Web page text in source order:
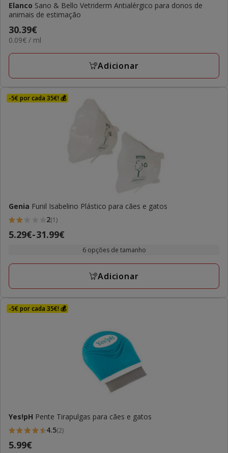
Elanco Sano & Bello Vetriderm Antialérgico para donos de
animais de estimação
Preço
30.39€
30.39€
0.09€
ML
0.09€ / ml
Adicionar
-5€ por cada 35€! 💰
Genia Funil Isabelino Plástico para cães e gatos
2
estrelas
1
2(1)
Preço
a
31.99€
5.29€-31.99€
6 opções de tamanho
Adicionar
-5€ por cada 35€! 💰
Yes!pH Pente Tirapulgas para cães e gatos
4.5
estrelas
4.5(2)
Preço
5.99€